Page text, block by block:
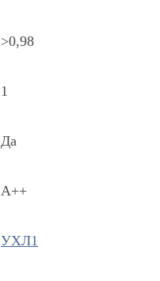
>0,98
1
Да
А++
УХЛ1